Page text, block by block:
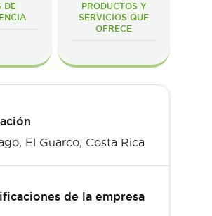
DE
PRODUCTOS Y
SERVICIOS QUE
OFRECE
El Guarco, Costa Rica
de la empresa